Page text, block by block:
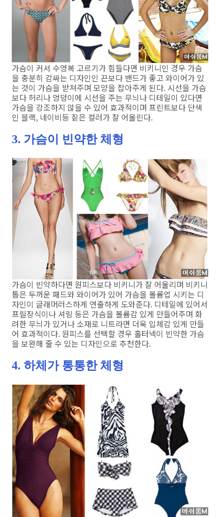
가슴이 커서 수영복 고르기가 힘들다면 비키니인 경우 가슴
을 충분히 감싸는 디자인인 끈보다 밴드가 좋고 와이어가 있
는 것이 가슴을 받쳐주며 모양을 잡아주게 된다. 시선을 가슴
보다 허리나 엉덩이에 시선을 주는 무늬나 디테일이 있다면
가슴을 강조하지 않을 수 있어 효과적이며 프린트보다 단색
인 블랙, 네이비등 짙은 컬러가 잘 어울린다.
3. 가슴이 빈약한 체형
가슴이 빈약하다면 원피스보다 비키니가 잘 어울리며 비키니
톱은 두꺼운 패드와 와이어가 있어 가슴을 볼륨업 시키는 디
자인이 글래머러스하게 연출하게 도와준다. 디테일에 있어서
프릴장식이나 셔링 등은 가슴을 볼륨감 있게 만들어주며 화
려한 무늬가 있거나 소재로 니트라면 더욱 입체감 있게 만들
어 효과적이다. 원피스를 선택할 경우 홀터넥이 빈약한 가슴
을 보완해 줄 수 있는 디자인으로 추천한다.
4. 하체가 통통한 체형